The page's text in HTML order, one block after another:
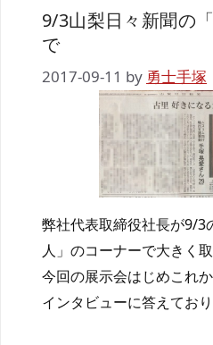
9/3山梨日々新聞の
で
2017-09-11 by 勇士手塚
弊社代表取締役社長が9/3
人」のコーナーで大きく
今回の展示会はじめこれ
インタビューに答えており